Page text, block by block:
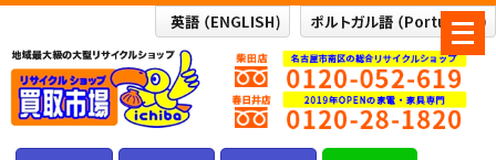
メ
ニ
ュ
ー